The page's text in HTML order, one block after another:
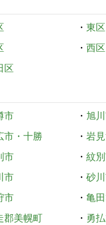
・ 東区
・ 西区
区
市 ・ 旭
市・十勝 ・ 岩
市 ・ 紋
市 ・ 砂
市 ・ 亀
郡美幌町 ・ 勇